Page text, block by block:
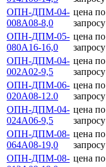
ОПН-ДПМ-04-
008А08-8,0
цена по
запросу
ОПН-ДПМ-05-
080А16-16,0
цена по
запросу
ОПН-ДПМ-04-
002А02-9,5
цена по
запросу
ОПН-ДПМ-06-
020А08-12.0
цена по
запросу
ОПН-ДПМ-04-
024А06-9,5
цена по
запросу
ОПН-ДПМ-08-
064А08-19,0
цена по
запросу
ОПН-ДПМ-08- цена по